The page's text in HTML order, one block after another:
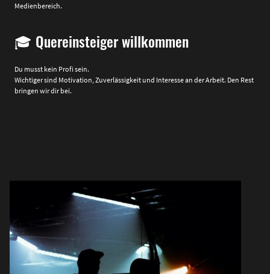
Medienbereich.
🎓 Quereinsteiger willkommen
Du musst kein Profi sein.
Wichtiger sind Motivation, Zuverlässigkeit und Interesse an der Arbeit. Den Rest
bringen wir dir bei.